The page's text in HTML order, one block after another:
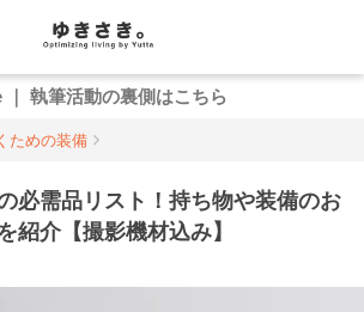
｜ 執筆活動の裏側はこちら
ための装備
必需品リスト！持ち物や装備のお
紹介【撮影機材込み】